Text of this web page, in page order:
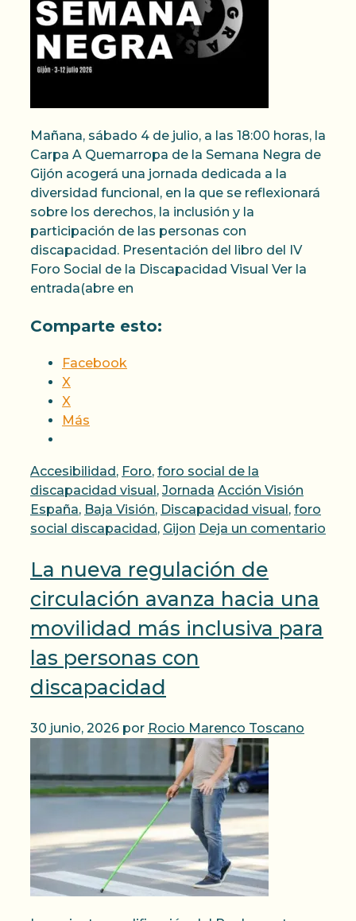
Mañana, sábado 4 de julio, a las 18:00 horas, la
Carpa A Quemarropa de la Semana Negra de
Gijón acogerá una jornada dedicada a la
diversidad funcional, en la que se reflexionará
sobre los derechos, la inclusión y la
participación de las personas con
discapacidad. Presentación del libro del IV
Foro Social de la Discapacidad Visual Ver la
entrada(abre en
Comparte esto:
Facebook
X
X
Más
Categorías
Accesibilidad , Foro, foro social de la
discapacidad visual , Jornada Etiquetas
Acción Visión
España, Baja Visión, Discapacidad visual , foro
social discapacidad , Gijon Deja un comentario
La nueva regulación de
circulación avanza hacia una
movilidad más inclusiva para
las personas con
discapacidad
30 junio, 2026 por Rocio Marenco Toscano